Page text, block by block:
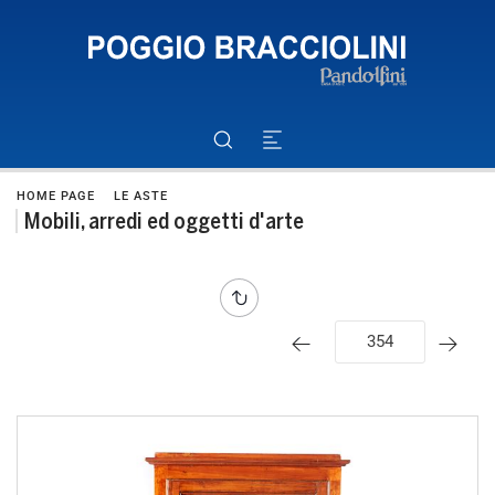
HOME PAGE LE ASTE
Mobili, arredi ed oggetti d'arte